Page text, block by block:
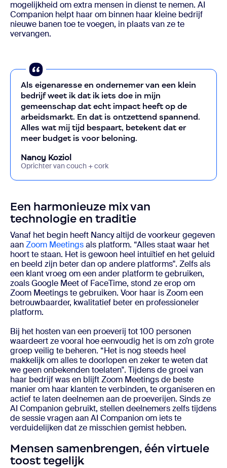
mogelijkheid om extra mensen in dienst te nemen. AI
Companion helpt haar om binnen haar kleine bedrijf
nieuwe banen toe te voegen, in plaats van ze te
vervangen.
Als eigenaresse en ondernemer van een klein
bedrijf weet ik dat ik iets doe in mijn
gemeenschap dat echt impact heeft op de
arbeidsmarkt. En dat is ontzettend spannend.
Alles wat mij tijd bespaart, betekent dat er
meer budget is voor beloning.
Nancy Koziol
Oprichter van couch + cork
Een harmonieuze mix van
technologie en traditie
Vanaf het begin heeft Nancy altijd de voorkeur gegeven
aanZoom Meetingsals platform. “Alles staat waar het
hoort te staan. Het is gewoon heel intuïtief en het geluid
en beeld zijn beter dan op andere platforms". Zelfs als
een klant vroeg om een ander platform te gebruiken,
zoals Google Meet of FaceTime, stond ze erop om
Zoom Meetings te gebruiken. Voor haar is Zoom een
betrouwbaarder, kwalitatief beter en professioneler
platform.
Bij het hosten van een proeverij tot 100 personen
waardeert ze vooral hoe eenvoudig het is om zo’n grote
groep veilig te beheren. “Het is nog steeds heel
makkelijk om alles te doorlopen en zeker te weten dat
we geen onbekenden toelaten". Tijdens de groei van
haar bedrijf was en blijft Zoom Meetings de beste
manier om haar klanten te verbinden, te organiseren en
actief te laten deelnemen aan de proeverijen. Sinds ze
AI Companion gebruikt, stellen deelnemers zelfs tijdens
de sessie vragen aan AI Companion om iets te
verduidelijken dat ze misschien gemist hebben.
Mensen samenbrengen, één virtuele
toost tegelijk